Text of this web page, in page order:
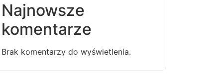
Najnowsze
komentarze
Brak komentarzy do wyświetlenia.